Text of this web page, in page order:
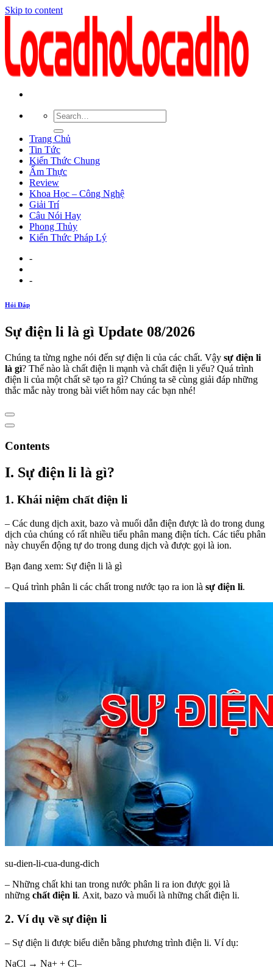
Skip to content
Trang Chủ
Tin Tức
Kiến Thức Chung
Ẩm Thực
Review
Khoa Học – Công Nghệ
Giải Trí
Câu Nói Hay
Phong Thủy
Kiến Thức Pháp Lý
-
-
Hỏi Đáp
Sự điện li là gì Update 08/2026
Chúng ta từng nghe nói đến sự điện li của các chất. Vậy sự điện li
là gì? Thế nào là chất điện li mạnh và chất điện li yếu? Quá trình
điện li của một chất sẽ tạo ra gì? Chúng ta sẽ cùng giải đáp những
thắc mắc này trong bài viết hôm nay các bạn nhé!
Contents
I. Sự điện li là gì?
1. Khái niệm chất điện li
– Các dung dịch axit, bazo và muối dẫn điện được là do trong dung
dịch của chúng có rất nhiều tiểu phân mang điện tích. Các tiểu phân
này chuyển động tự do trong dung dịch và được gọi là ion.
Bạn đang xem: Sự điện li là gì
– Quá trình phân li các chất trong nước tạo ra ion là sự điện li.
su-dien-li-cua-dung-dich
– Những chất khi tan trong nước phân li ra ion được gọi là
những chất điện li. Axit, bazo và muối là những chất điện li.
2. Ví dụ về sự điện li
– Sự điện li được biểu diễn bằng phương trình điện li. Ví dụ:
NaCl → Na+ + Cl–